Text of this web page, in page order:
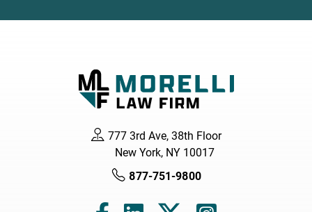
777 3rd Ave, 38th Floor
New York, NY 10017
877-751-9800